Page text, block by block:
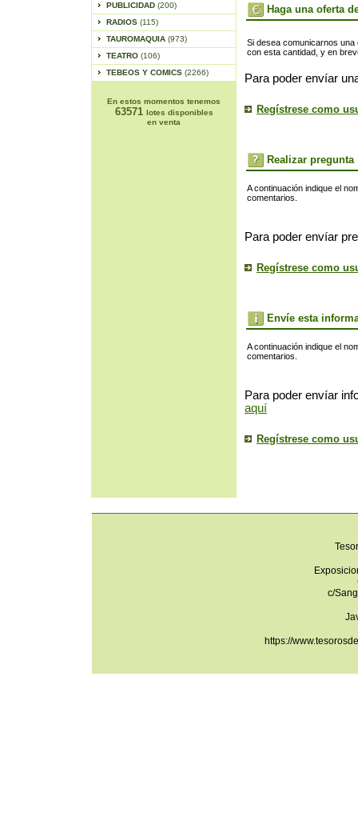
PUBLICIDAD (200)
RADIOS (115)
TAUROMAQUIA (973)
TEATRO (106)
TEBEOS Y COMICS (2266)
En estos momentos tenemos
63571 lotes disponibles
en venta
Haga una oferta
Si desea comunicarnos
con esta cantidad, y en
Para poder envíar
Regístrese como
Realizar pregunta
A continuación indique el
comentarios.
Para poder envíar
Regístrese como
Envíe esta
A continuación indique el
comentarios.
Para poder envíar
aquí
Regístrese como
c/
https://